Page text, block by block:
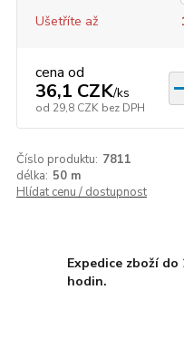
Ušetříte až
cena od
36,1 CZK/ks
od 29,8 CZK bez DPH
Číslo produktu: 7811
délka: 50 m
Hlídat cenu / dostupnost
Expedice zboží do
hodin.